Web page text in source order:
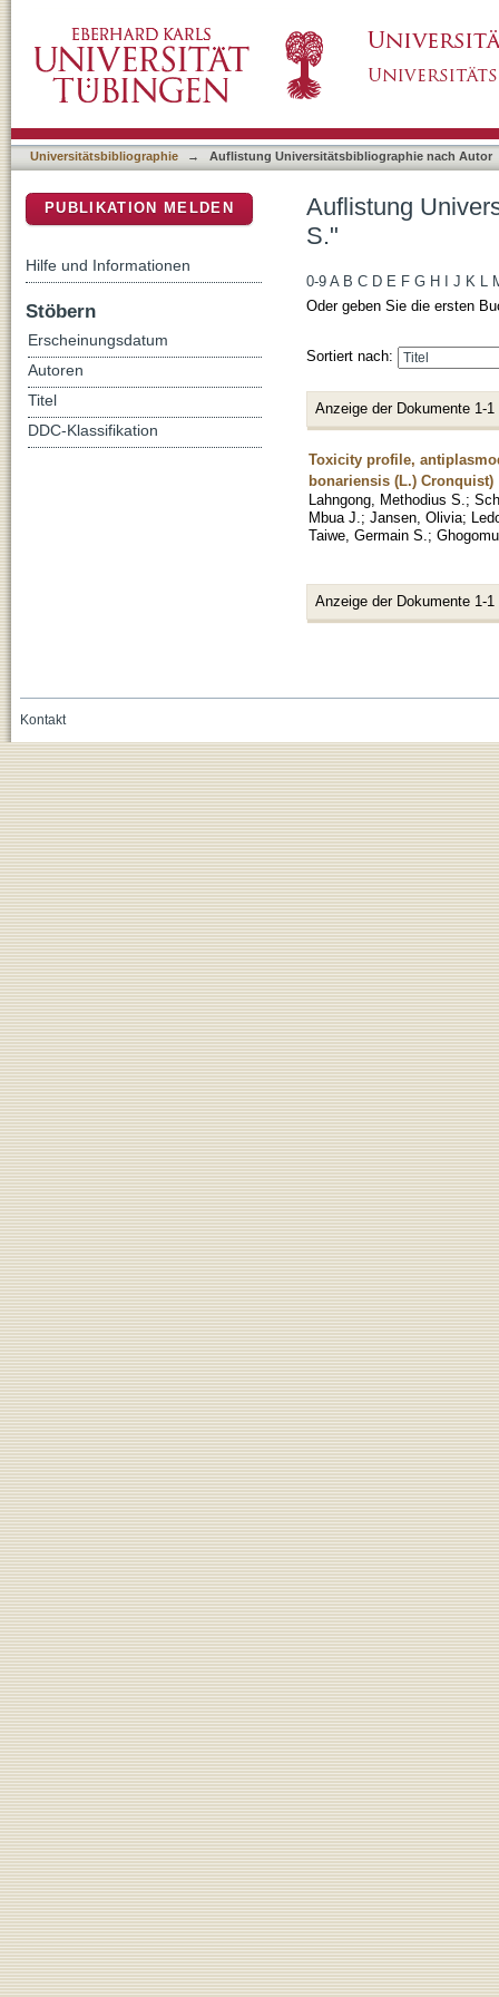
Universitätsbibliographie → Auflistung Universitätsbibliographie nach Autor
Auflistung
S."
0-9 A B C D E F G H J K L
Oder geben Sie die ersten
Sortiert nach:
Anzeige der Dokumente 1-1
Toxicity profile,
bonariensis (L.) Cronquist)
Lahngong, Methodius S. ;
Mbua J. ; Jansen, Olivia;
Taiwe, Germain S. ;
Anzeige der Dokumente 1-1
PUBLIKATION MELDEN
Hilfe und Informationen
Stöbern
Erscheinungsdatum
Autoren
Titel
DDC-Klassifikation
Kontakt